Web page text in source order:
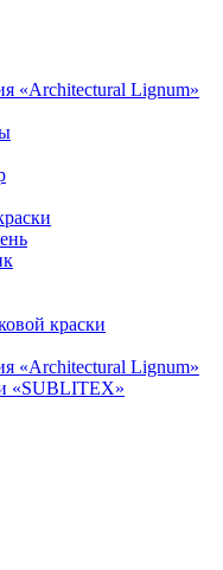
«Architectural Lignum»
краски
«Architectural Lignum»
«SUBLITEX»